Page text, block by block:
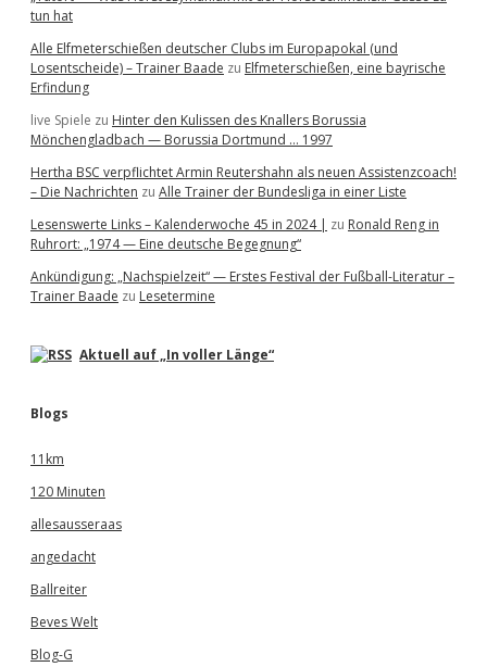
tun hat
Alle Elfmeterschießen deutscher Clubs im Europapokal (und
Losentscheide) – Trainer Baade zu Elfmeterschießen, eine bayrische
Erfindung
live Spiele zu Hinter den Kulissen des Knallers Borussia
Mönchengladbach — Borussia Dortmund … 1997
Hertha BSC verpflichtet Armin Reutershahn als neuen Assistenzcoach!
– Die Nachrichten zu Alle Trainer der Bundesliga in einer Liste
Lesenswerte Links – Kalenderwoche 45 in 2024 | zu Ronald Reng in
Ruhrort: „1974 — Eine deutsche Begegnung“
Ankündigung: „Nachspielzeit“ — Erstes Festival der Fußball-Literatur –
Trainer Baade zu Lesetermine
Aktuell auf „In voller Länge“
Blogs
11km
120 Minuten
allesausseraas
angedacht
Ballreiter
Beves Welt
Blog-G